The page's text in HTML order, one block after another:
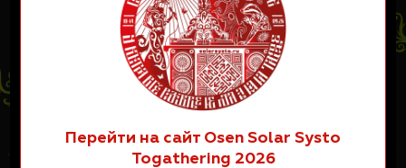
консультирет взрослых как нейрокоуч, совмещая
знания нейронауки с подходами превентивной и
интегративной медицины. Изучает когнитивную и
поведенческую нейробиологию.
В своей практике я опирается на комплексный,
целостный подход к здоровью — с бережным
вниманием к балансу физического, ментального и
психоэмоционального состояний человека.
Интерактивная лекция "Когнитивная
Перейти на сайт Osen Solar Systo
Togathering 2026